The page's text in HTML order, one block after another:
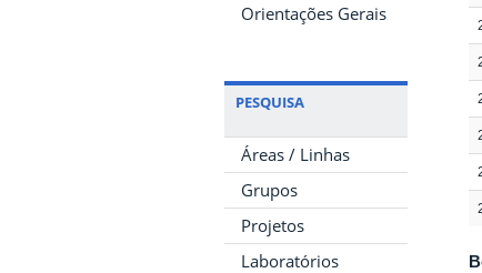
Orientações Gerais
PESQUISA
Áreas / Linhas
Grupos
Projetos
Laboratórios